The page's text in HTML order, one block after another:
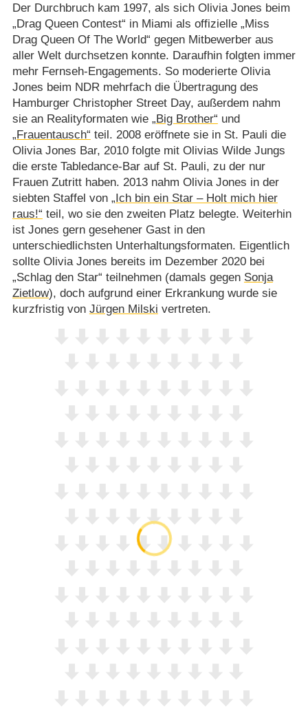
Der Durchbruch kam 1997, als sich Olivia Jones beim
„Drag Queen Contest“ in Miami als offizielle „Miss
Drag Queen Of The World“ gegen Mitbewerber aus
aller Welt durchsetzen konnte. Daraufhin folgten immer
mehr Fernseh-Engagements. So moderierte Olivia
Jones beim NDR mehrfach die Übertragung des
Hamburger Christopher Street Day, außerdem nahm
sie an Realityformaten wie „Big Brother“ und
„Frauentausch“ teil. 2008 eröffnete sie in St. Pauli die
Olivia Jones Bar, 2010 folgte mit Olivias Wilde Jungs
die erste Tabledance-Bar auf St. Pauli, zu der nur
Frauen Zutritt haben. 2013 nahm Olivia Jones in der
siebten Staffel von „Ich bin ein Star – Holt mich hier
raus!“ teil, wo sie den zweiten Platz belegte. Weiterhin
ist Jones gern gesehener Gast in den
unterschiedlichsten Unterhaltungsformaten. Eigentlich
sollte Olivia Jones bereits im Dezember 2020 bei
„Schlag den Star“ teilnehmen (damals gegen Sonja
Zietlow), doch aufgrund einer Erkrankung wurde sie
kurzfristig von Jürgen Milski vertreten.